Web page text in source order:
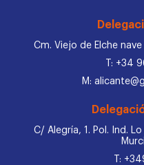
Cm. Viejo de Elche
T: +34
M:
C/ Alegría, 1. Pol. Ind.
T: